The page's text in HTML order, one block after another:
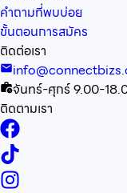
คำถามที่พบบ่อย
ขั้นตอนการสมัคร
ติดต่อเรา
จันทร์-ศุกร์ 9.00-
ติดตามเรา